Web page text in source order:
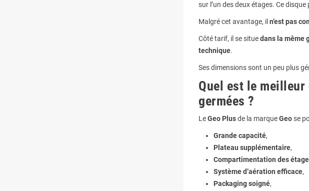
sur l’un des deux étages. Ce
Malgré cet avantage, il n’est pas
Côté tarif, il se situedans la même
technique.
Ses dimensions sont un peu plus
Quel est le
germées ?
LeGeo Plusde la marqueGeose
Grande capacité,
Plateau supplémentaire,
Compartimentation des
Système d’aération efficace,
Packaging soigné,